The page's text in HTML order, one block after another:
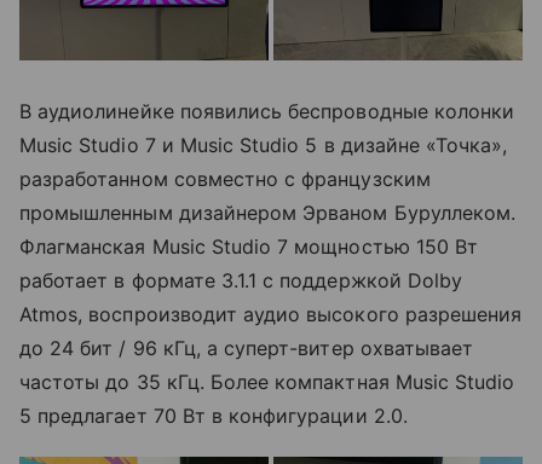
В аудиолинейке появились беспроводные колонки
Music Studio 7 и Music Studio 5 в дизайне «Точка»,
разработанном совместно с французским
промышленным дизайнером Эрваном Буруллеком.
Флагманская Music Studio 7 мощностью 150 Вт
работает в формате 3.1.1 с поддержкой Dolby
Atmos, воспроизводит аудио высокого разрешения
до 24 бит / 96 кГц, а суперт-витер охватывает
частоты до 35 кГц. Более компактная Music Studio
5 предлагает 70 Вт в конфигурации 2.0.